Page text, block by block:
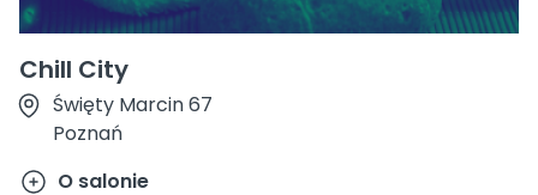
Chill City
Święty Marcin 67
Poznań
O salonie